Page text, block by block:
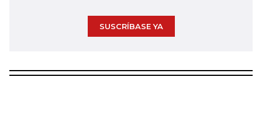
SUSCRÍBASE YA